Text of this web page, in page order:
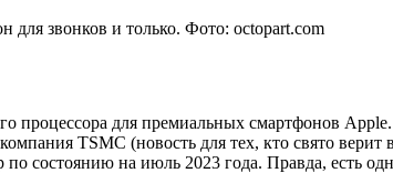
звонков и только. Фото: octopart.com
процессора для премиальных смартфонов
TSMC (новость для тех, кто свято верит
состоянию на июль 2023 года. Правда, есть